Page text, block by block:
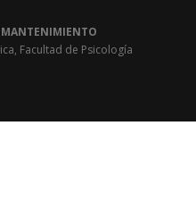
Facultad de Psicología